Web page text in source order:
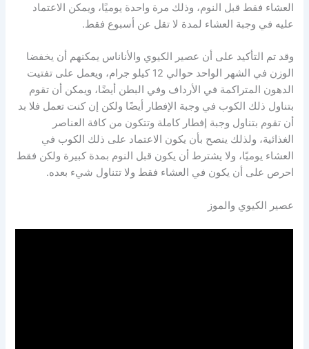
العشاء فقط قبل النوم، وذلك مرة واحدة يوميًا، ويمكن الاعتماد
عليه في وجبة العشاء لمدة لا تقل عن أسبوع فقط.
وقد تم التأكيد على أن عصير الكيوي والأناناس يمكنهم أن يخفضا
الوزن في الشهر الواحد حوالي 12 كيلو جرام، ويعمل على تفتيت
الدهون المتراكمة في الأرداف وفي البطن أيضًا، ويمكن أن تقوم
بتناول ذلك الكوب في وجبة الإفطار أيضًا ولكن إن كنت تعمل فلا بد
أن تقوم بتناول وجبة إفطار كاملة وتتكون من كافة العناصر
الغذائية، ولذلك ينصح بأن يكون الاعتماد على ذلك الكوب في
العشاء يوميًا، ولا يشترط أن يكون قبل النوم بمدة كبيرة ولكن فقط
احرص على أن يكون في العشاء فقط ولا تتناول شيء بعده.
عصير الكيوي والموز